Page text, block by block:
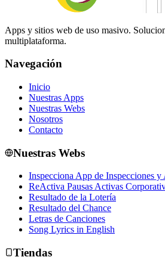
Apps y sitios web de uso masivo.
multiplataforma.
Navegación
Inicio
Nuestras Apps
Nuestras Webs
Nosotros
Contacto
Nuestras Webs
Inspecciona App de Inspecciones y
ReActiva Pausas Activas
Resultado de la Lotería
Resultado del Chance
Letras de Canciones
Song Lyrics in English
Tiendas